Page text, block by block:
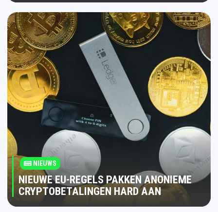
NIEUWS
NIEUWE EU-REGELS PAKKEN ANONIEME
CRYPTOBETALINGEN HARD AAN